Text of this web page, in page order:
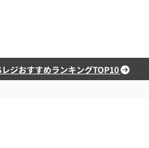
レジおすすめランキングTOP10